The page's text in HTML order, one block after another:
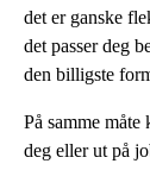
det er ganske
det passer deg
den billigste
På samme
deg eller ut på